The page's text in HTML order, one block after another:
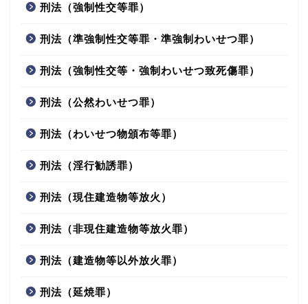
刑法（強制性交等罪）
刑法（準強制性交等罪・準強制わいせつ罪）
刑法（強制性交等・強制わいせつ致死傷罪）
刑法（公然わいせつ罪）
刑法（わいせつ物頒布等罪）
刑法（淫行勧誘罪）
刑法（現住建造物等放火）
刑法（非現住建造物等放火罪）
刑法（建造物等以外放火罪）
刑法（延焼罪）